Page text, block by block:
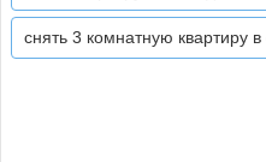
снять 3 комнатную квартиру